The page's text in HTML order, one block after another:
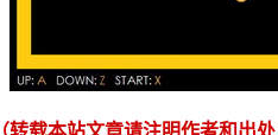
（转载本站文章请注明作者和出处